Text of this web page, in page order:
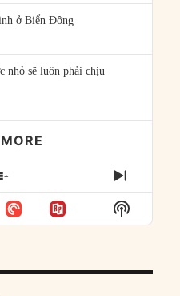
ở Biển Đông
nhỏ sẽ luôn phải chịu
SHOW
EPISODES
LIST
NEXT
Show
Podcast